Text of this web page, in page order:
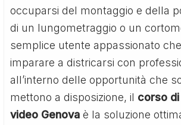
occuparsi del montaggio e della
di un lungometraggio o un
semplice utente appassionato
imparare a districarsi con
all’interno delle opportunità che
mettono a disposizione, il corso
video Genova è la soluzione